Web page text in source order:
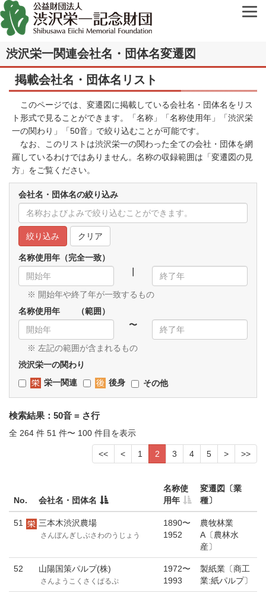
渋沢栄一関連会社名・団体名変遷図
掲載会社名・団体名リスト
このページでは、変遷図に掲載している会社名・団体名をリス
ト形式で見ることができます。「名称」「名称使用年」「渋沢栄
一の関わり」「50音」で絞り込むことが可能です。
なお、このリストは渋沢栄一の関わった全ての会社・団体を網
羅しているわけではありません。名称の収録範囲は「変遷図の見
方 」をご覧ください。
会社名・団体名の絞り込み
クリア
名称使用年（完全一致）
※ 開始年や終了年が一致するもの
名称使用年 （範囲）
〜
※ 左記の範囲が含まれるもの
渋沢栄一の関わり
栄一関連
後身 その他
検索結果：50音 = さ行
全 264 件 51 件〜 100 件目を表示
<< < 1 2 3 4 5 > >>
No. 会社名・団体名
名称使
用年
変遷図〔業
種〕
51 三本木渋沢農場
さんぼんぎしぶさわのうじょう
1890〜
1952
農牧林業
A〔農林水
産〕
52 山陽国策パルプ(株)
さんようこくさくぱるぷ
1972〜
1993
製紙業〔商工
業:紙パルプ〕